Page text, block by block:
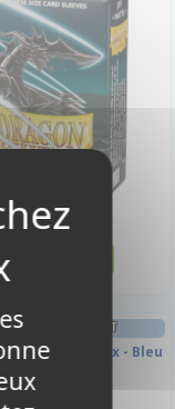
7,00 €
Disponible
BOX ET RANGEMENT
Vivid Deck Box - Bleu
Clair